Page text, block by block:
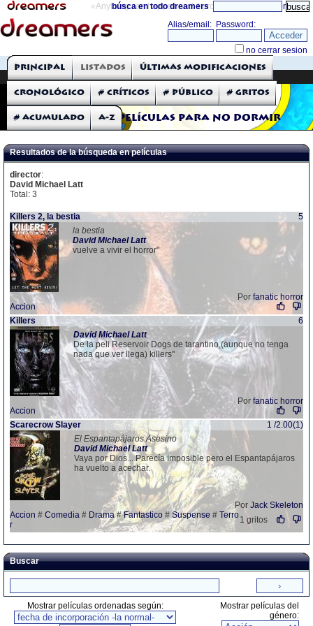
«Anything can happen and it probably will» directorio
búsca en todo dreamers
THE DREAMERS
Críticas: Películas
Películas para no dormir
Principal Listados Últimas modificaciones
Cronológico # Críticos # Público # Gritos
# Acumulado A-Z
Resultados de la búsqueda en películas
director:
David Michael Latt
Total: 3
Killers 2, la bestia
5
la bestia
David Michael Latt
vuelve a vivir el horror"
Por fanatic horror
Accion
Killers
6
David Michael Latt
De la peli Reservoir Dogs de tarantino,(aunque no tenga
nada que ver llega) killers"
Por fanatic horror
Accion
Scarecrow Slayer
1 /2.00(1)
El Espantapájaros Asesino
David Michael Latt
Vaya por Dios... Parecía Imposible pero el Espantapájaros
ha vuelto a acechar.
Por Jack Skeleton
Accion # Comedia # Drama#Fantastico # Suspense # Terro
r
1 gritos
Buscar
Mostrar películas ordenadas según:
Mostrar películas del
género: